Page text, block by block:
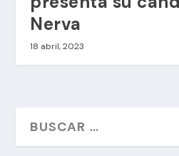
Nerva
18 abril, 2023